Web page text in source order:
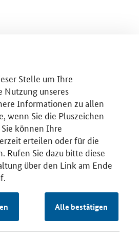
Stelle um Ihre
unseres
Informationen zu allen
wenn Sie die Pluszeichen
können Ihre
erteilen oder für die
Rufen Sie dazu bitte diese
über den Link am Ende
Alle bestätigen